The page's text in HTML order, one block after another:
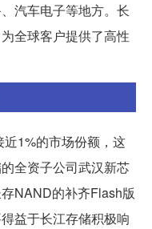
汽车电子等地方。长
全球客户提供了高性
1%的市场份额，这
全资子公司武汉新芯
NAND的补齐Flash版
益于长江存储积极响